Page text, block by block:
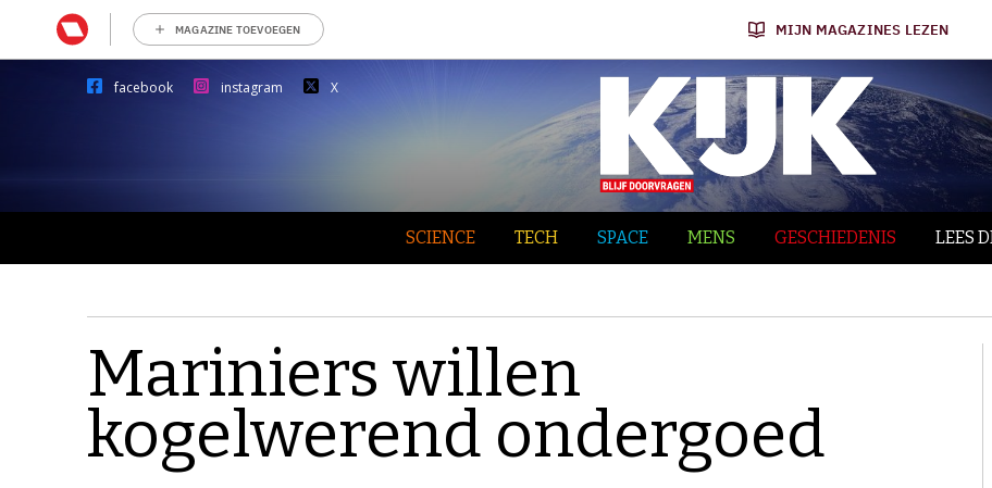
MAGAZINE TOEVOEGEN MIJN MAGAZINES LEZEN
facebook instagram X
SCIENCE TECH SPACE MENS GESCHIEDENIS LEES
Mariniers willen
kogelwerend ondergoed